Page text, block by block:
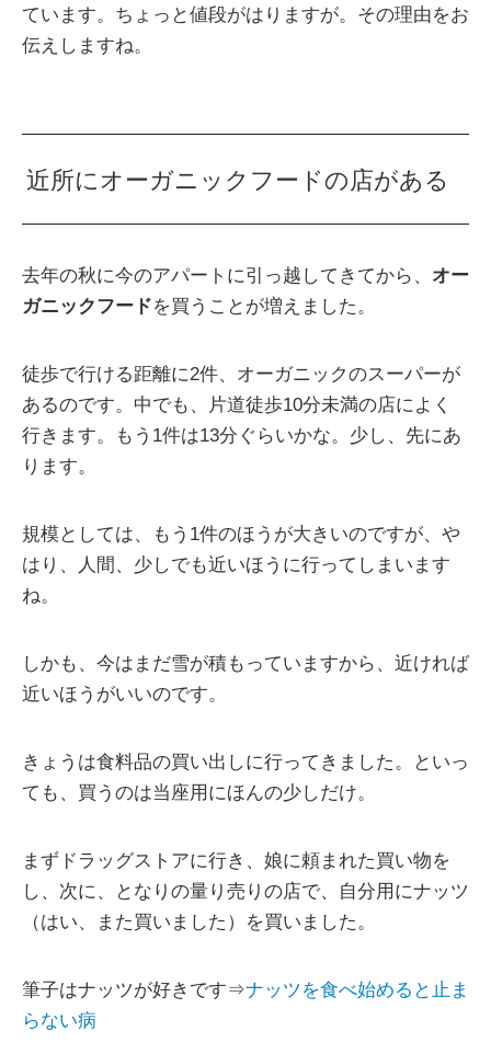
ています。ちょっと値段がはりますが。その理由をお
伝えしますね。
近所にオーガニックフードの店がある
去年の秋に今のアパートに引っ越してきてから、 オー
ガニックフードを買うことが増えました。
徒歩で行ける距離に2件、オーガニックのスーパーが
あるのです。中でも、片道徒歩10分未満の店によく
行きます。もう1件は13分ぐらいかな。少し、先にあ
ります。
規模としては、もう1件のほうが大きいのですが、や
はり、人間、少しでも近いほうに行ってしまいます
ね。
しかも、今はまだ雪が積もっていますから、近ければ
近いほうがいいのです。
きょうは食料品の買い出しに行ってきました。といっ
ても、買うのは当座用にほんの少しだけ。
まずドラッグストアに行き、娘に頼まれた買い物を
し、次に、となりの量り売りの店で、自分用にナッツ
（はい、また買いました）を買いました。
筆子はナッツが好きです⇒ナッツを食べ始めると止ま
らない病